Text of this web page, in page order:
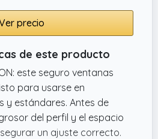
precio
de este producto
este seguro ventanas
para usarse en
y estándares. Antes de
del perfil y el espacio
un ajuste correcto.